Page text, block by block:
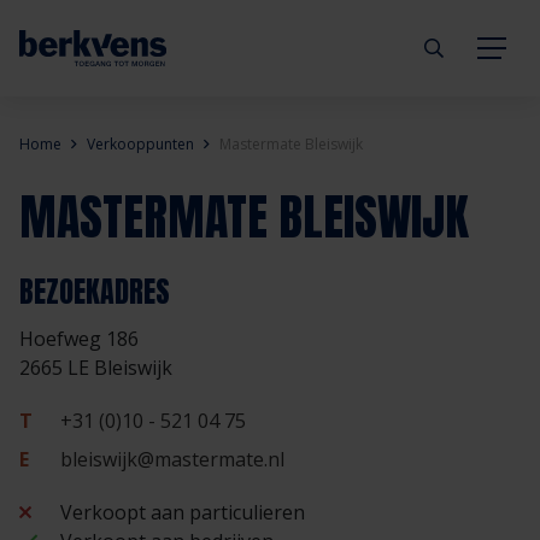
Deuren
Hang- & sluitwerk
Diensten
Technische documentatie
Eengezinswoning
Utiliteitsgebouw
Prefab woning
Aannemer
Projectontwikkelaar
Handelspartner
Inbraakwerend
Geluidwerend
Rookwerend
Duurzaamheid
mijndeur.nl
Inspiratie
Verkooppunten
Veelgestelde vragen
Blog
Duurzaamheid
GND Garantiedeuren
Werken bij Berkvens
Home Verkooppunten Mastermate Bleiswijk
MASTERMATE BLEISWIJK
BEZOEKADRES
Hoefweg 186
2665 LE Bleiswijk
T
+31 (0)10 - 521 04 75
E
bleiswijk@mastermate.nl
Verkoopt aan particulieren